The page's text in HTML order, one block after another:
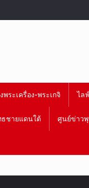
พระเครื่อง-พระเกจิ ไล
ชายแดนใต้ ศูนย์ข่าว